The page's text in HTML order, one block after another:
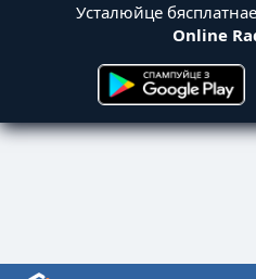
Усталюйце
Online